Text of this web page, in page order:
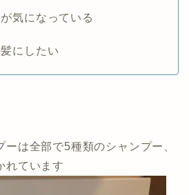
気になっている
にしたい
ーは全部で5種類のシャンプー、
れています